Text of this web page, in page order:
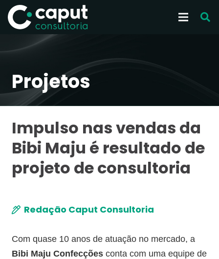
Projetos
Impulso nas vendas da
Bibi Maju é resultado de
projeto de consultoria
Redação Caput Consultoria
Com quase 10 anos de atuação no mercado, a
Bibi Maju Confecções conta com uma equipe de